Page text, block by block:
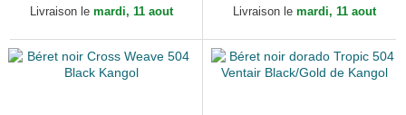
Livraison le mardi, 11 aout Livraison le mardi, 11 aout